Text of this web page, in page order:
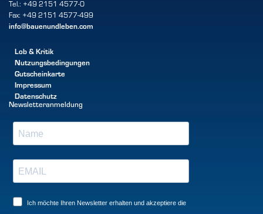
Tel.: +49 2151 4577-0
Fax: +49 2151 4577-499
info@bauenundleben.com
Lob & Kritik
Nutzungsbedingungen
Gutscheinkarte
Impressum
Datenschutz
Newsletteranmeldung
Ich möchte Ihren Newsletter erhalten und akzeptiere die